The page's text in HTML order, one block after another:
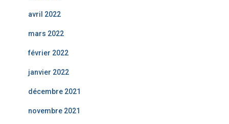
avril 2022
mars 2022
février 2022
janvier 2022
décembre 2021
novembre 2021